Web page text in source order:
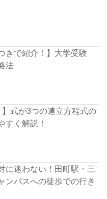
きで紹介！】大学受験
法
】式が3つの連立方程式の
すく解説！
に迷わない！田町駅・三
ンパスへの徒歩での行き